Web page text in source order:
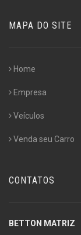
MAPA DO SITE
Home
Empresa
Veículos
Venda seu Carro
CONTATOS
BETTON MATRIZ